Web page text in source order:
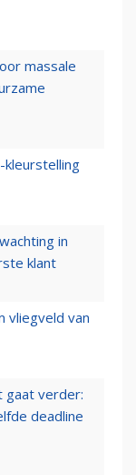
massale
kleurstelling
in
klant
vliegveld van
gaat verder:
deadline